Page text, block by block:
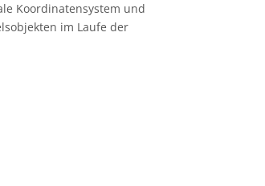
Koordinatensystem und
im Laufe der